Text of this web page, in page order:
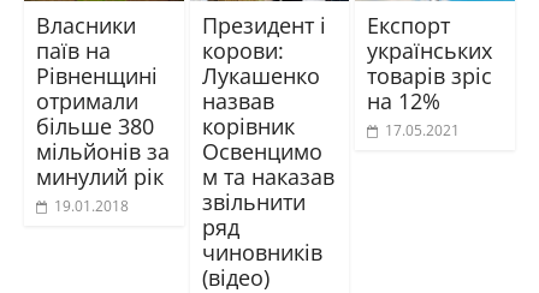
Власники
паїв на
Рівненщині
отримали
більше 380
мільйонів за
минулий рік
19.01.2018
Президент і
корови:
Лукашенко
назвав
корівник
Освенцимо
м та наказав
звільнити
ряд
чиновників
(відео)
Експорт
українських
товарів зріс
на 12%
17.05.2021